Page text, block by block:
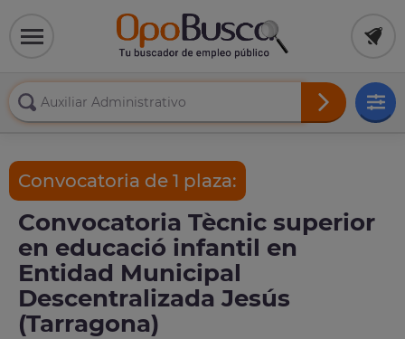
Convocatoria de 1 plaza:
Convocatoria Tècnic superior
en educació infantil en
Entidad Municipal
Descentralizada Jesús
(Tarragona)